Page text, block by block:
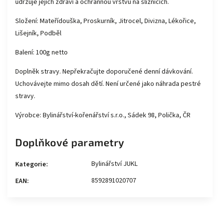
udržuje jejich zdraví a ochrannou vrstvu na sliznicích.
Složení: Mateřídouška, Proskurník, Jitrocel, Divizna, Lékořice,
Lišejník, Podběl
Balení: 100g netto
Doplněk stravy. Nepřekračujte doporučené denní dávkování.
Uchovávejte mimo dosah dětí. Není určené jako náhrada pestré
stravy.
Výrobce: Bylinářství-kořenářství s.r.o., Sádek 98, Polička, ČR
Doplňkové parametry
Kategorie:
Bylinářství JUKL
EAN: 8592891020707